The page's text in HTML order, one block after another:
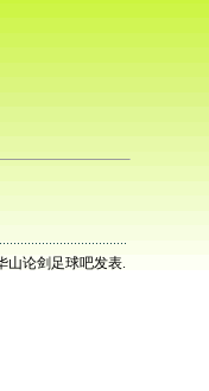
山论剑足球吧发表.